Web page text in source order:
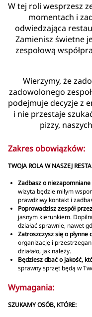
W tej roli wesprzesz
momentach i
odwiedzająca
Zamienisz świetne
zespołową
Wierzymy, że
zadowolonego
podejmuje decyzje z
i nie przestaje
pizzy,
Zakres obowiązków:
TWOJA ROLA W NASZEJ
Zadbasz o
wizyta będzie miłym
prawdziwy kontakt i
Poprowadzisz zespół
jasnym kierunkiem.
działać sprawnie, nawet
Zatroszczysz się o płynne
organizację i
działało, jak należy.
Będziesz dbać o jakość,
sprawny sprzęt będą w
Wymagania:
SZUKAMY OSÓB, KTÓRE: